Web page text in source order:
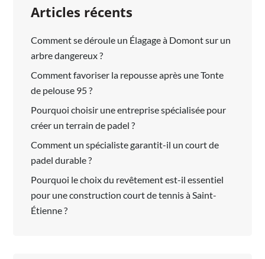
Articles récents
Comment se déroule un Élagage à Domont sur un
arbre dangereux ?
Comment favoriser la repousse après une Tonte
de pelouse 95 ?
Pourquoi choisir une entreprise spécialisée pour
créer un terrain de padel ?
Comment un spécialiste garantit-il un court de
padel durable ?
Pourquoi le choix du revêtement est-il essentiel
pour une construction court de tennis à Saint-
Étienne ?